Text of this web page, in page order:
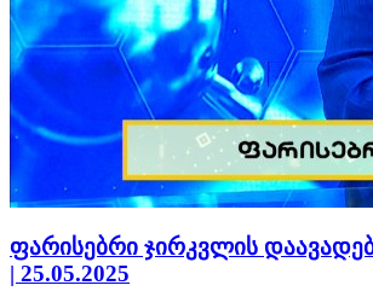
ფარისებრი ჯირკვლის
| 25.05.2025